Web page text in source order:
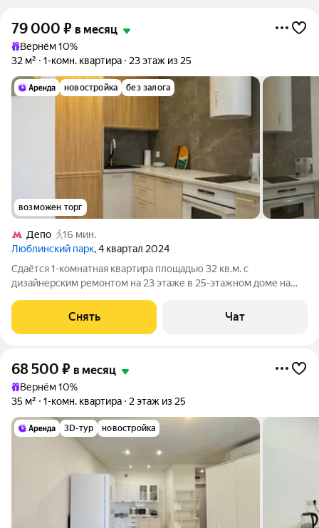
79 000 ₽ в месяц
Вернём 10%
32 м²
1-комн. квартира 23 этаж из 25
новостройка без залога
возможен торг
Депо
16 мин.
Люблинский парк, 4 квартал 2024
Сдаётся 1-комнатная квартира площадью 32 кв.м. с
дизайнерским ремонтом на 23 этаже в 25-этажном доме на
Стиральная машина Холодильник Посудомоечная машина Дом
- панельный, окна выходят
Снять Чат
68 500 ₽ в месяц
Вернём 10%
35 м²
1-комн. квартира 2 этаж из 25
3D-тур новостройка